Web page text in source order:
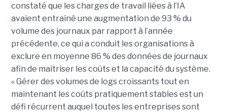
constaté que les charges de travail liées à l’IA
avaient entraîné une augmentation de 93 % du
volume des journaux par rapport à l’année
précédente, ce qui a conduit les organisations à
exclure en moyenne 86 % des données de journaux
afin de maîtriser les coûts et la capacité du système.
« Gérer des volumes de logs croissants tout en
maintenant les coûts pratiquement stables est un
défi récurrent auquel toutes les entreprises sont